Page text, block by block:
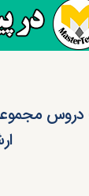
مجموعه